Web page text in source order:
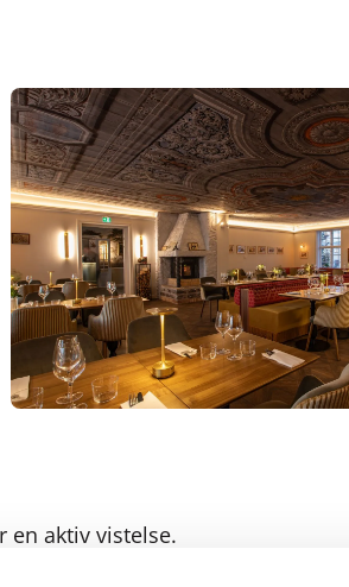
en aktiv vistelse.